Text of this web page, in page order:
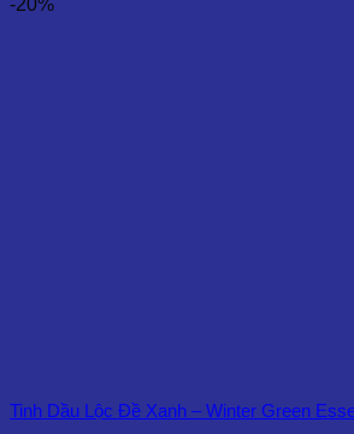
Tinh Dầu Lộc Đề Xanh – Winter Green